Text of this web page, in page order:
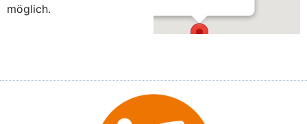
möglich.
Andechs
Andechser Str. 13 - Andechs